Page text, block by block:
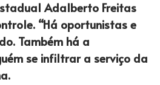
Adalberto Freitas
“Há oportunistas e
Também há a
se infiltrar a serviço da